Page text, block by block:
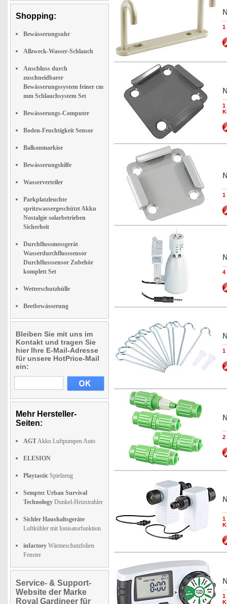
Shopping:
Bewässerungsuhr
Allzweck-Wasser-Schlauch
Anschluss durch
zuschneidbarer
Bewässerungssystem feiner cm
mm Schlauchsystem Set
Bewässerungs-Computer
Boden-Feuchtigkeit Sensor
Balkonmarkise
Bewässerungshilfe
Wasserverteiler
Parkplatzleuchte
spritzwassergeschützt Akku
Nostalgie solarbetrieben
Sicherheit
Durchflussmessgerät
Wasserdurchflusssensor
Durchflusssensor Zubehör
komplett Set
Wetterschutzhülle
Beetbewässerung
Bleiben Sie mit uns im
Kontakt und tragen Sie
hier Ihre E-Mail-Adresse
für unsere HotPrice-Mail
ein:
Mehr Hersteller-
Seiten:
AGTAkku Luftpumpen Auto
ELESION
Playtastic Spielzeug
Semptec Urban Survival
Technology Dunkel-Heizstrahler
Sichler Haushaltsgeräte
Luftkühler mit Ionisatorfunktion
infactory Wärmeschutzfolien
Fenster
Service- & Support-
Website der Marke
Royal Gardineer für
1
1
1
4
1
2
1
1